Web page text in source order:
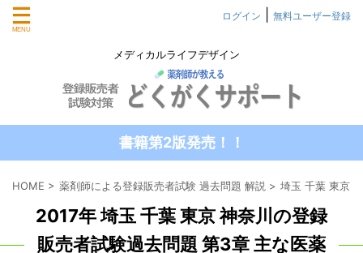
メディカルライフデザイン
ログイン 無料ユーザー登録
書籍第2版発売！！
HOME > 薬剤師による登録販売者試験 過去問題 解説 > 埼玉 千葉 東京
2017年 埼玉 千葉 東京 神奈川の登録
販売者試験過去問題 第3章 主な医薬